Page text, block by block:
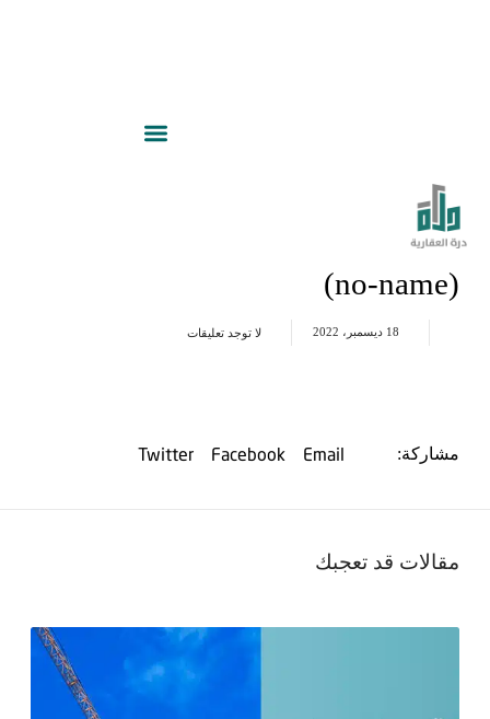
(no-name)
18 ديسمبر، 2022 لا توجد تعليقات
مشاركة: Email
Facebook
Twitter
مقالات قد تعجبك